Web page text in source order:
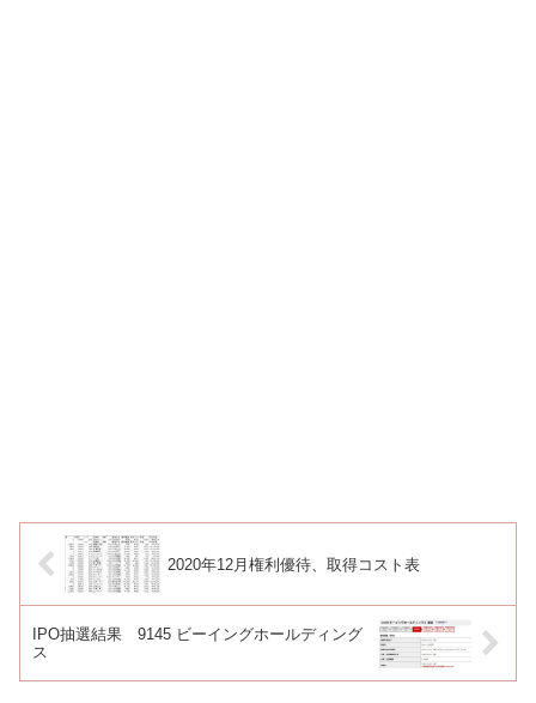
2020年12月権利優待、取得コスト表
IPO抽選結果 9145 ビーイングホールディング
ス